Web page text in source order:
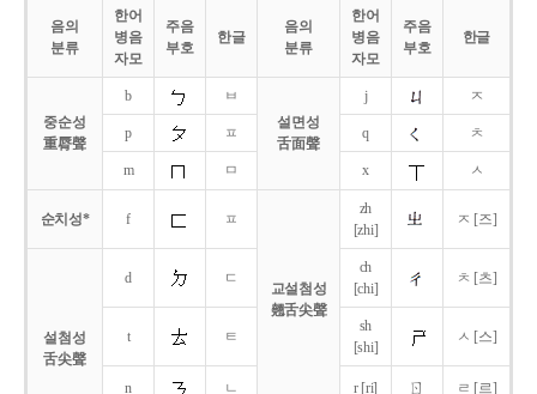
음의
분류
한어
병음
자모
주음
부호
한글
음의
분류
한어
병음
자모
주음
부호
한글
중순성
重脣聲
b
ㅂ
설면성
舌面聲
j ㅈ
p ㅍ q ㅊ
m ㅁ x ㅅ
순치성* f ㅍ
교설첨성
翹舌尖聲
zh
[zhi]
ㅈ [즈]
설첨성
舌尖聲
d ㄷ
ch
[chi]
ㅊ [츠]
t ㅌ
sh
[shi]
ㅅ [스]
n ㄴ r [ri] ㄖ ㄹ [르]